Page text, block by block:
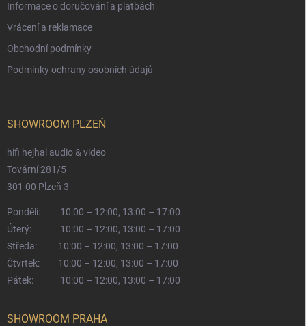
Informace o doručování a platbách
Vrácení a reklamace
Obchodní podmínky
Podmínky ochrany osobních údajů
SHOWROOM PLZEŇ
hifi hejhal audio & video
Tovární 281/5
301 00 Plzeň 3
Pondělí:
10:00 – 12:00, 13:00 – 17:00
Úterý:
10:00 – 12:00, 13:00 – 17:00
Středa:
10:00 – 12:00, 13:00 – 17:00
Čtvrtek:
10:00 – 12:00, 13:00 – 17:00
Pátek:
10:00 – 12:00, 13:00 – 17:00
SHOWROOM PRAHA